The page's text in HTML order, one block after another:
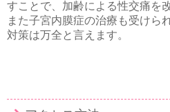
すことで、加齢による性交痛を
また子宮内膜症の治療も受けら
対策は万全と言えます。